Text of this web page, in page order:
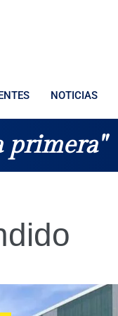
NOTICIAS
primera"